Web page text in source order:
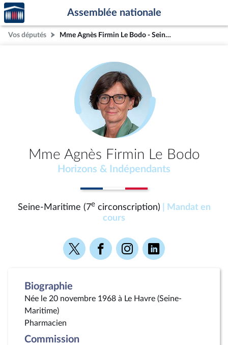
Aller au contenu
Aller en bas de la page
Accèder
à la
page
d'accueil
Assemblée nationale
Vos députés Mme Agnès Firmin Le Bodo - Seine-Maritime (7e circonscription)
Mme Agnès Firmin Le Bodo
Horizons & Indépendants
Seine-Maritime (7ecirconscription)
| Mandat en
cours
Voir
la
Voir
la
Voir
la
Voir
la
Biographie
Née le 20 novembre 1968 à Le Havre (Seine-
Maritime)
Pharmacien
Commission